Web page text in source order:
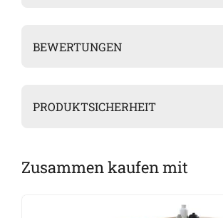
BEWERTUNGEN
PRODUKTSICHERHEIT
Zusammen kaufen mit